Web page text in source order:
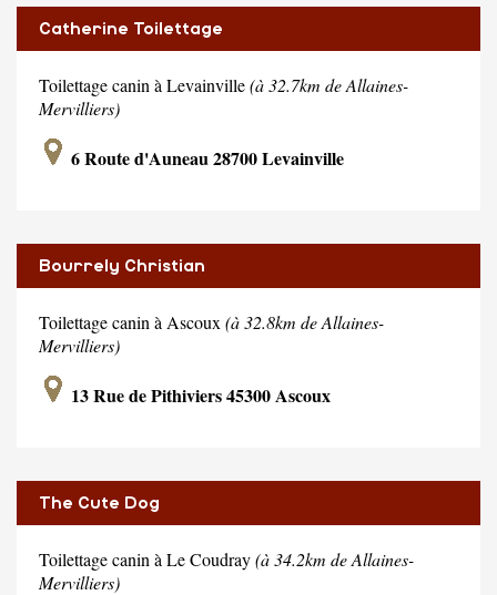
Catherine Toilettage
Toilettage canin à Levainville(à 32.7km de Allaines-
Mervilliers)
6 Route d'Auneau 28700 Levainville
Bourrely Christian
Toilettage canin à Ascoux (à 32.8km de Allaines-
Mervilliers)
13 Rue de Pithiviers 45300 Ascoux
The Cute Dog
Toilettage canin à Le Coudray(à 34.2km de Allaines-
Mervilliers)